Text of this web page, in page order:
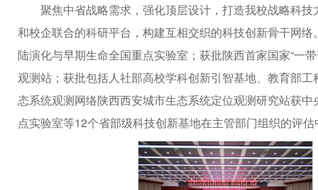
聚焦中省战略需求，强化顶层设计，打造我校战略科
和校企联合的科研平台，构建互相交织的科技创新骨干网
陆演化与早期生命全国重点实验室；获批陕西首家国家“一
观测站；获批包括人社部高校学科创新引智基地、教育部
态系统观测网络陕西西安城市生态系统定位观测研究站获
点实验室等12个省部级科技创新基地在主管部门组织的评